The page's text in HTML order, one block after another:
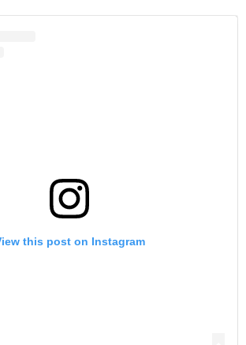
this post on Instagram